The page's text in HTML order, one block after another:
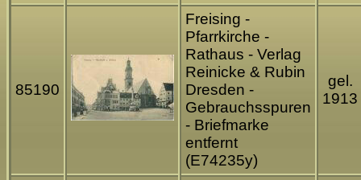
85190
Freising -
Pfarrkirche -
Rathaus - Verlag
Reinicke & Rubin
Dresden -
Gebrauchsspuren
- Briefmarke
entfernt
(E74235y)
gel.
1913